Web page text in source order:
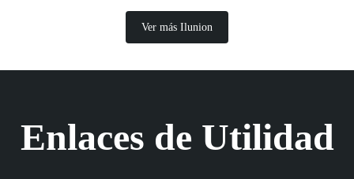
Ver más Ilunion
Enlaces de Utilidad